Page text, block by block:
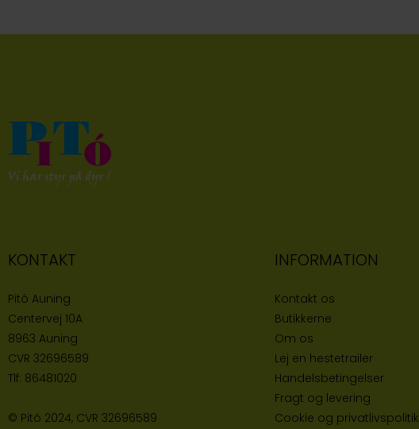
KONTAKT
Pitó Auning
Centervej 10A
8963 Auning
CVR 32696589
Tlf: 86481020
© Pitó 2024, CVR 32696589
INFORMATION
Kontakt os
Butikkerne
Om os
Lej en hestetrailer
Handelsbetingelser
Fragt og levering
Cookie og privatlivspolitik